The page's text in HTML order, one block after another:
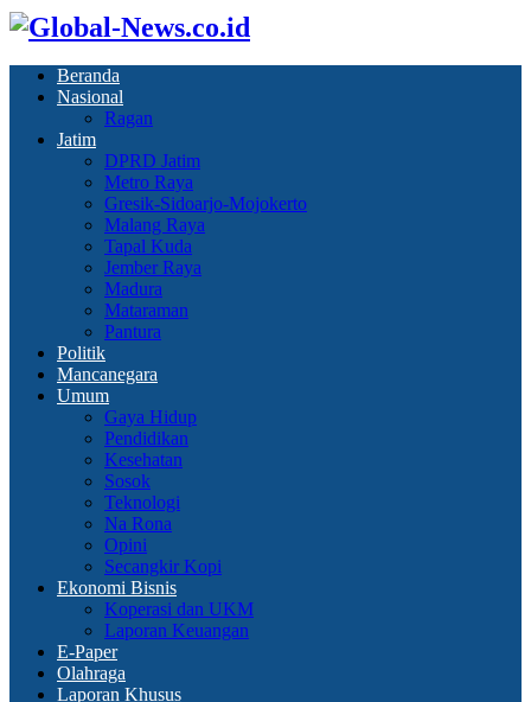
Beranda
Nasional
Ragan
Jatim
DPRD Jatim
Metro Raya
Gresik-Sidoarjo-Mojokerto
Malang Raya
Tapal Kuda
Jember Raya
Madura
Mataraman
Pantura
Politik
Mancanegara
Umum
Gaya Hidup
Pendidikan
Kesehatan
Sosok
Teknologi
Na Rona
Opini
Secangkir Kopi
Ekonomi Bisnis
Koperasi dan UKM
Laporan Keuangan
E-Paper
Olahraga
Laporan Khusus